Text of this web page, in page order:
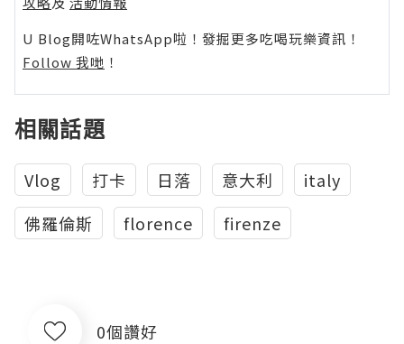
U Blog開咗WhatsApp啦！發掘更多吃喝玩樂資訊！
Follow 我哋 ！
相關話題
Vlog 打卡 日落 意大利
italy
佛羅倫斯
florence firenze
0個讚好